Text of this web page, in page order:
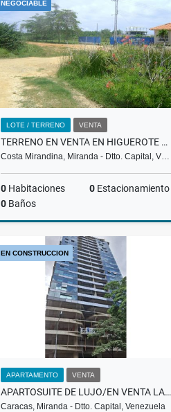
US$120,000
NEGOCIABLE
LOTE / TERRENO VENTA
TERRENO EN VENTA EN HIGUEROTE PLAYA CRISTAL MC-15-002
Costa Mirandina, Miranda - Dtto. Capital, V…
0 Habitaciones 0 Estacionamiento
0 Baños
US$290,616
EN CONSTRUCCION
APARTAMENTO VENTA
APARTOSUITE DE LUJO/EN VENTA LAS MERCEDES/POMENADE/ T9 / PP
Caracas, Miranda - Dtto. Capital, Venezuela